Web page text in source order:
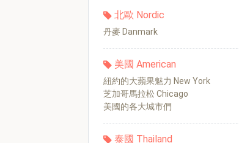
北歐 Nordic
丹麥 Danmark
美國 American
紐約的大蘋果魅力 New York
芝加哥馬拉松 Chicago
美國的各大城市們
泰國 Thailand